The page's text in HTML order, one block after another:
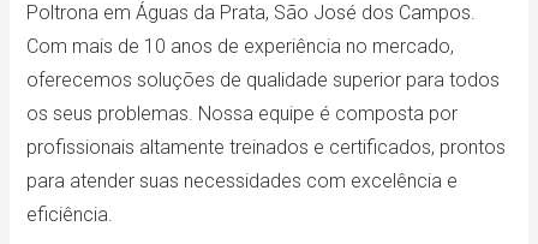
Poltrona em Águas da Prata, São José dos Campos.
Com mais de 10 anos de experiência no mercado,
oferecemos soluções de qualidade superior para todos
os seus problemas. Nossa equipe é composta por
profissionais altamente treinados e certificados, prontos
para atender suas necessidades com excelência e
eficiência.